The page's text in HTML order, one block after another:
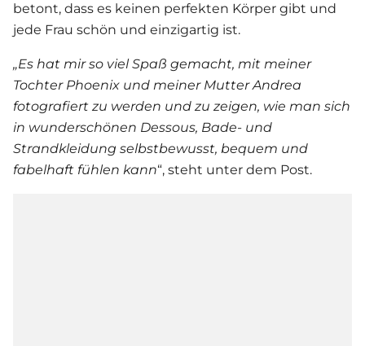
betont, dass es keinen perfekten Körper gibt und
jede Frau schön und einzigartig ist.
„Es hat mir so viel Spaß gemacht, mit meiner
Tochter Phoenix und meiner Mutter Andrea
fotografiert zu werden und zu zeigen, wie man sich
in wunderschönen Dessous, Bade- und
Strandkleidung selbstbewusst, bequem und
fabelhaft fühlen kann“, steht unter dem Post.